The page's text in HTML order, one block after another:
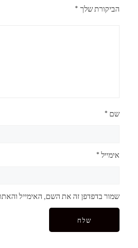
הביקורת שלך *
שם *
אימייל *
שמור בדפדפן זה את השם, האימייל